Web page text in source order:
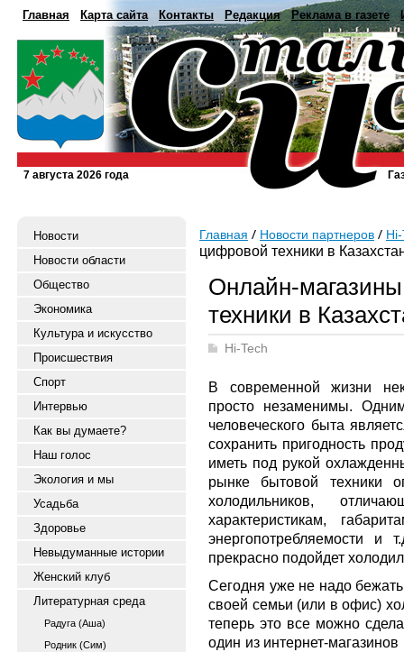
Главная Карта сайта Контакты Редакция Реклама в газете
7 августа 2026 года
Новости
Новости области
Общество
Экономика
Культура и искусство
Происшествия
Спорт
Интервью
Как вы думаете?
Наш голос
Экология и мы
Усадьба
Здоровье
Невыдуманные истории
Женский клуб
Литературная среда
Радуга (Аша)
Родник (Сим)
Главная Новости партнеров
цифровой техники в
Онлайн-
техники в
Hi-Tech
В современной жизни
просто незаменимы.
человеческого быта
сохранить пригодность
иметь под рукой
рынке бытовой техники
холодильников,
характеристикам,
энергопотребляемости
прекрасно подойдет
Сегодня уже не надо
своей семьи (или в офис)
теперь это все можно
один из интернет-